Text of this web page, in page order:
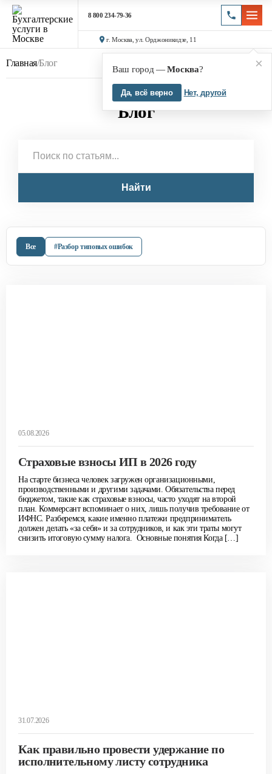
8 800 234-79-36
г. Москва, ул. Орджоникидзе, 11
×
Ваш город —Москва?
Да, всё верно Нет, другой
Главная/Блог
Блог
Найти
Все #Разбор типовых ошибок
05.08.2026
Страховые взносы ИП в 2026 году
На старте бизнеса человек загружен организационными,
производственными и другими задачами. Обязательства перед
бюджетом, такие как страховые взносы, часто уходят на второй
план. Коммерсант вспоминает о них, лишь получив требование от
ИФНС. Разберемся, какие именно платежи предприниматель
должен делать «за себя» и за сотрудников, и как эти траты могут
снизить итоговую сумму налога. Основные понятия Когда […]
31.07.2026
Как правильно провести удержание по
исполнительному листу сотрудника